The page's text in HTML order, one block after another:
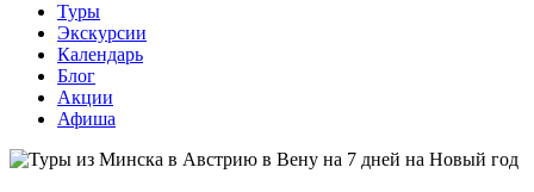
Туры
Экскурсии
Календарь
Блог
Акции
Афиша